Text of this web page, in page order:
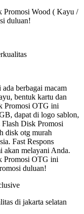
Promosi Wood ( Kayu /
duluan!
berbagai macam
bentuk kartu dan
Promosi OTG ini
dapat di logo sablon,
Disk Promosi
disk otg murah
Fast Respons
akan melayani Anda.
Promosi OTG ini
duluan!